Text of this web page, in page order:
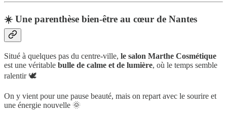
☀️ Une parenthèse bien-être au cœur de Nantes
Situé à quelques pas du centre-ville, le salon Marthe Cosmétique
est une véritable bulle de calme et de lumière, où le temps semble
ralentir 🕊️
On y vient pour une pause beauté, mais on repart avec le sourire et
une énergie nouvelle 🌞